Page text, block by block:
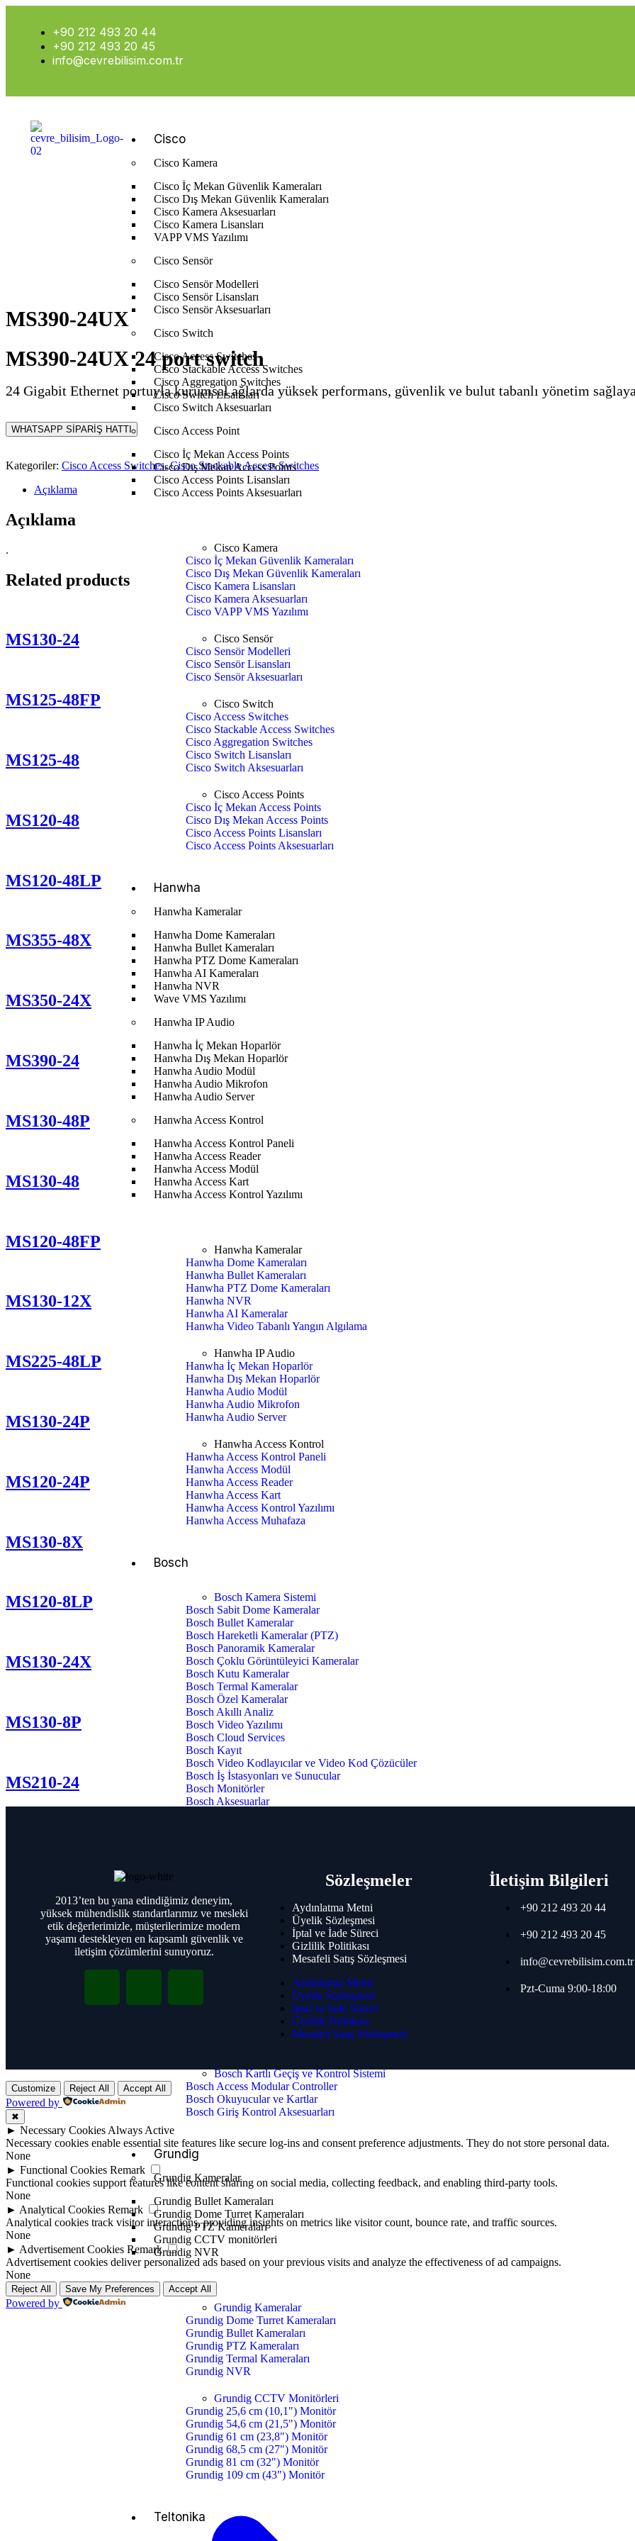
+90 212 493 20 44
+90 212 493 20 45
info@cevrebilisim.com.tr
Cisco
Cisco Kamera
Cisco İç Mekan Güvenlik Kameraları
Cisco Dış Mekan Güvenlik Kameraları
Cisco Kamera Aksesuarları
Cisco Kamera Lisansları
VAPP VMS Yazılımı
Cisco Sensör
Cisco Sensör Modelleri
Cisco Sensör Lisansları
Cisco Sensör Aksesuarları
Cisco Switch
Cisco Access Switches
Cisco Stackable Access Switches
Cisco Aggregation Switches
Cisco Switch Lisansları
Cisco Switch Aksesuarları
Cisco Access Point
Cisco İç Mekan Access Points
Cisco Dış Mekan Access Points
Cisco Access Points Lisansları
Cisco Access Points Aksesuarları
Cisco Kamera
Cisco İç Mekan Güvenlik Kameraları
Cisco Dış Mekan Güvenlik Kameraları
Cisco Kamera Lisansları
Cisco Kamera Aksesuarları
Cisco VAPP VMS Yazılımı
Cisco Sensör
Cisco Sensör Modelleri
Cisco Sensör Lisansları
Cisco Sensör Aksesuarları
Cisco Switch
Cisco Access Switches
Cisco Stackable Access Switches
Cisco Aggregation Switches
Cisco Switch Lisansları
Cisco Switch Aksesuarları
Cisco Access Points
Cisco İç Mekan Access Points
Cisco Dış Mekan Access Points
Cisco Access Points Lisansları
Cisco Access Points Aksesuarları
Hanwha
Hanwha Kameralar
Hanwha Dome Kameraları
Hanwha Bullet Kameraları
Hanwha PTZ Dome Kameraları
Hanwha AI Kameraları
Hanwha NVR
Wave VMS Yazılımı
Hanwha IP Audio
Hanwha İç Mekan Hoparlör
Hanwha Dış Mekan Hoparlör
Hanwha Audio Modül
Hanwha Audio Mikrofon
Hanwha Audio Server
Hanwha Access Kontrol
Hanwha Access Kontrol Paneli
Hanwha Access Reader
Hanwha Access Modül
Hanwha Access Kart
Hanwha Access Kontrol Yazılımı
Hanwha Kameralar
Hanwha Dome Kameraları
Hanwha Bullet Kameraları
Hanwha PTZ Dome Kameraları
Hanwha NVR
Hanwha AI Kameralar
Hanwha Video Tabanlı Yangın Algılama
Hanwha IP Audio
Hanwha İç Mekan Hoparlör
Hanwha Dış Mekan Hoparlör
Hanwha Audio Modül
Hanwha Audio Mikrofon
Hanwha Audio Server
Hanwha Access Kontrol
Hanwha Access Kontrol Paneli
Hanwha Access Modül
Hanwha Access Reader
Hanwha Access Kart
Hanwha Access Kontrol Yazılımı
Hanwha Access Muhafaza
Bosch
Bosch Kamera Sistemi
Bosch Sabit Dome Kameralar
Bosch Bullet Kameralar
Bosch Hareketli Kameralar (PTZ)
Bosch Panoramik Kameralar
Bosch Çoklu Görüntüleyici Kameralar
Bosch Kutu Kameralar
Bosch Termal Kameralar
Bosch Özel Kameralar
Bosch Akıllı Analiz
Bosch Video Yazılımı
Bosch Cloud Services
Bosch Kayıt
Bosch Video Kodlayıcılar ve Video Kod Çözücüler
Bosch İş İstasyonları ve Sunucular
Bosch Monitörler
Bosch Aksesuarlar
Bosch Konvansiyonel Yangın Paneli
Bosch Arayüz ve Hat Sonu Süpervizyon Modülleri
Bosch Uyarı İkaz Cihazları
Bosch Yangın Algılama Sistemi Aksesuarları
Bosch Kapı Kontrolü
Bosch Video Tabanlı Yangın Algılama
Bosch İtfaiye Cihazları
Bosch Genel Seslendirme ve Acil Anons
Bosch PA Ticari Seslendirme ve Acil Anons
Bosch Dijital Genel Seslendirme
Bosch Kartlı Geçiş ve Kontrol Sistemi
Bosch Access Modular Controller
Bosch Okuyucular ve Kartlar
Bosch Giriş Kontrol Aksesuarları
Grundig
Grundig Kameralar
Grundig Bullet Kameraları
Grundig Dome Turret Kameraları
Grundig PTZ Kameraları
Grundig CCTV monitörleri
Grundig NVR
Grundig Kameralar
Grundig Dome Turret Kameraları
Grundig Bullet Kameraları
Grundig PTZ Kameraları
Grundig Termal Kameraları
Grundig NVR
Grundig CCTV Monitörleri
Grundig 25,6 cm (10,1") Monitör
Grundig 54,6 cm (21,5") Monitör
Grundig 61 cm (23,8") Monitör
Grundig 68,5 cm (27") Monitör
Grundig 81 cm (32") Monitör
Grundig 109 cm (43") Monitör
Teltonika
Cisco Switch Cisco Stackable Access Switches
MS390-24UX
MS390-24UX 24 port switch
24 Gigabit Ethernet portuyla kurumsal ağlarda yüksek performans, güvenlik ve bulut tabanlı yönetim
WHATSAPP SİPARİŞ HATTI
Kategoriler: Cisco Access Switches,Cisco Stackable Access Switches
Açıklama
Açıklama
.
Related products
MS130-24
MS125-48FP
MS125-48
MS120-48
MS120-48LP
MS355-48X
MS350-24X
MS390-24
MS130-48P
MS130-48
MS120-48FP
MS130-12X
MS225-48LP
MS130-24P
MS120-24P
MS130-8X
MS120-8LP
MS130-24X
MS130-8P
MS210-24
2013’ten bu yana edindiğimiz deneyim,
yüksek mühendislik standartlarımız ve mesleki
etik değerlerimizle, müşterilerimize modern
yaşamı destekleyen en kapsamlı güvenlik ve
iletişim çözümlerini sunuyoruz.
Sözleşmeler
Aydınlatma Metni
Üyelik Sözleşmesi
İptal ve İade Süreci
Gizlilik Politikası
Mesafeli Satış Sözleşmesi
Aydınlatma Metni
Üyelik Sözleşmesi
İptal ve İade Süreci
Gizlilik Politikası
Mesafeli Satış Sözleşmesi
İletişim Bilgileri
+90 212 493 20 44
+90 212 493 20 45
info@cevrebilisim.com.tr
Pzt-Cuma 9:00-18:00
Customize Reject All Accept All
Powered by
✖
► Necessary Cookies Always Active
Necessary cookies enable essential site features like secure log-ins and consent preference adjustments. They do not store personal data.
None
► Functional Cookies Remark
Functional cookies support features like content sharing on social media, collecting feedback, and enabling third-party tools.
None
► Analytical Cookies Remark
Analytical cookies track visitor interactions, providing insights on metrics like visitor count, bounce rate, and traffic sources.
None
► Advertisement Cookies Remark
Advertisement cookies deliver personalized ads based on your previous visits and analyze the effectiveness of ad campaigns.
None
Reject All Save My Preferences Accept All
Powered by